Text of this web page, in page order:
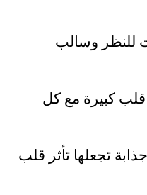
للنظر وسالب
قلب كبيرة مع كل
تجعلها تأثر قلب